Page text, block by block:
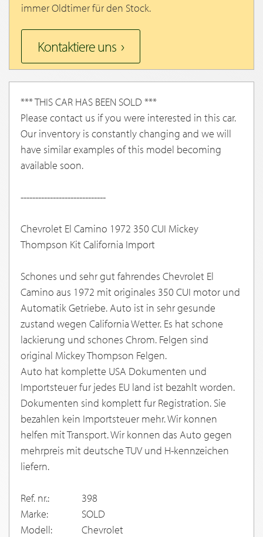
immer Oldtimer für den Stock.
Kontaktiere uns
*** THIS CAR HAS BEEN SOLD ***
Please contact us if you were interested in this car.
Our inventory is constantly changing and we will
have similar examples of this model becoming
available soon.
-----------------------------
Chevrolet El Camino 1972 350 CUI Mickey
Thompson Kit California Import
Schones und sehr gut fahrendes Chevrolet El
Camino aus 1972 mit originales 350 CUI motor und
Automatik Getriebe. Auto ist in sehr gesunde
zustand wegen California Wetter. Es hat schone
lackierung und schones Chrom. Felgen sind
original Mickey Thompson Felgen.
Auto hat komplette USA Dokumenten und
Importsteuer fur jedes EU land ist bezahlt worden.
Dokumenten sind komplett fur Registration. Sie
bezahlen kein Importsteuer mehr. Wir konnen
helfen mit Transport. Wir konnen das Auto gegen
mehrpreis mit deutsche TUV und H-kennzeichen
liefern.
Ref. nr.:
398
Marke:
SOLD
Modell:
Chevrolet